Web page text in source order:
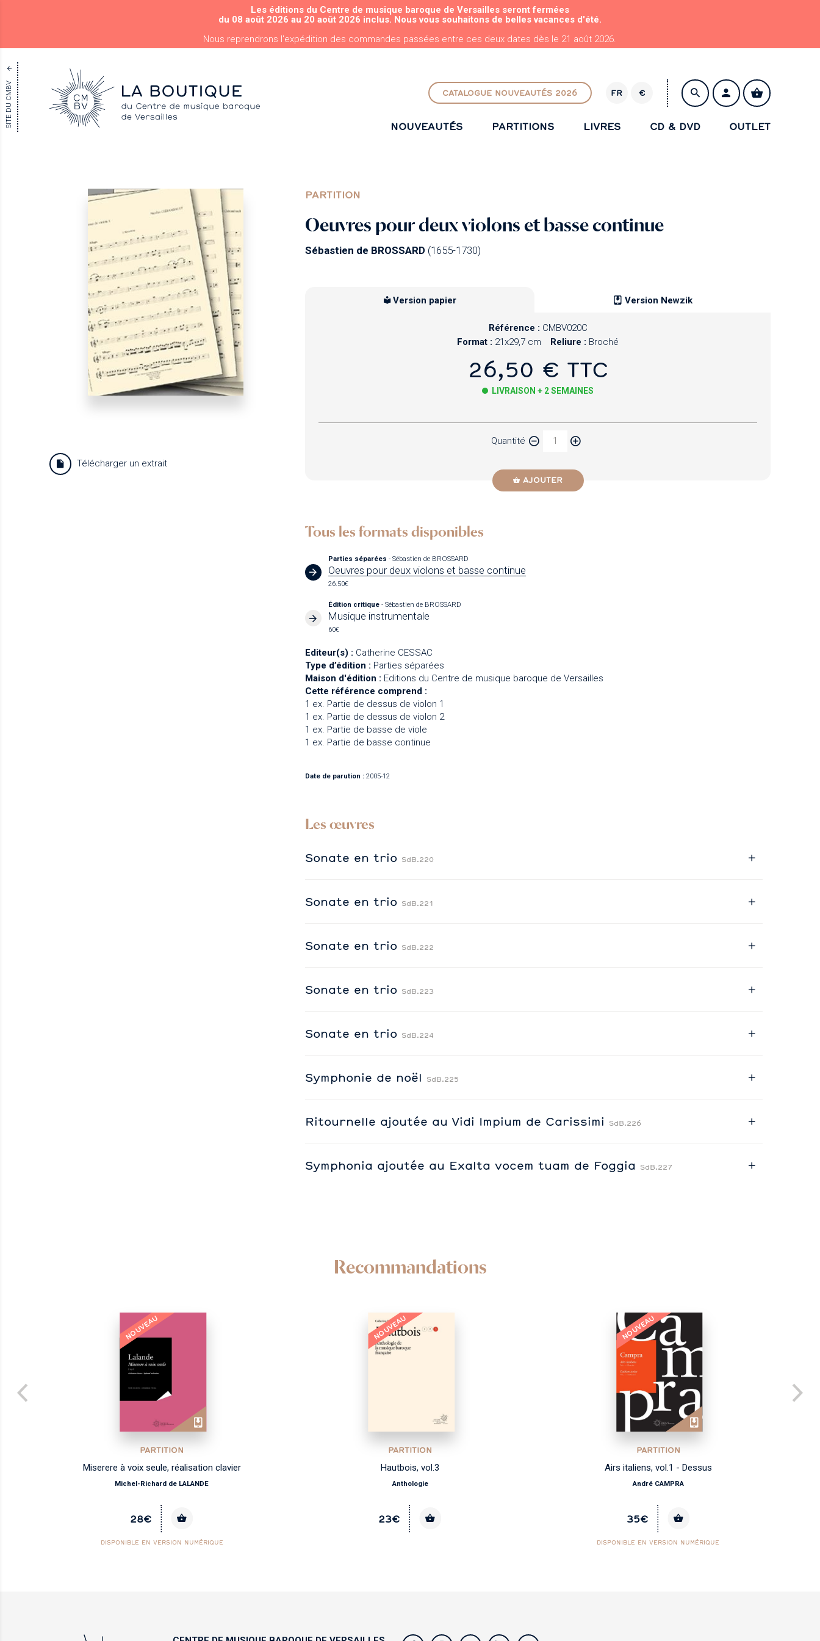
ALLER AU CONTENU PRINCIPAL
Les éditions du Centre de musique baroque de Versailles seront fermées
du 08 août 2026 au 20 août 2026 inclus. Nous vous souhaitons de belles vacances d'été.
Nous reprendrons l'expédition des commandes passées entre ces deux dates dès le 21 août 2026.
SITE DU CMBV CATALOGUE NOUVEAUTÉS 2026 FR
R
€
NOUVEAUTÉS PARTITIONS LIVRES CD & DVD OUTLET
PARTITION
Oeuvres pour deux violons et basse continue
Sébastien de BROSSARD (1655-1730)
Télécharger un extrait
Version papier Version Newzik
Référence : CMBV020C
Format : 21x29,7 cm Reliure : Broché
26,50 € TTC
LIVRAISON + 2 SEMAINES
Quantité
AJOUTER
Tous les formats disponibles
Parties séparées- Sébastien de BROSSARD
Oeuvres pour deux violons et basse continue
26.50€
Édition critique- Sébastien de BROSSARD
Musique instrumentale
60€
Editeur(s) : Catherine CESSAC
Type d’édition : Parties séparées
Maison d'édition : Editions du Centre de musique baroque de Versailles
Cette référence comprend :
1 ex. Partie de dessus de violon 1
1 ex. Partie de dessus de violon 2
1 ex. Partie de basse de viole
1 ex. Partie de basse continue
Date de parution : 2005-12
Les œuvres
Sonate en trio SdB.220
Sonate en trio SdB.221
Sonate en trio SdB.222
Sonate en trio SdB.223
Sonate en trio SdB.224
Symphonie de noël SdB.225
Ritournelle ajoutée au Vidi Impium de Carissimi SdB.226
Symphonia ajoutée au Exalta vocem tuam de Foggia SdB.227
Recommandations
NOUVEAU
PARTITION
Hautbois, vol.3
Anthologie
23€
NOUVEAU
PARTITION
Airs italiens, vol.1 - Dessus
André CAMPRA
35€
NOUVEAU
PARTITION
Pulsate tympana
Henry DU MONT
13€